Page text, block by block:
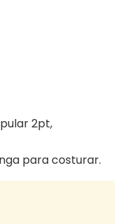
2pt,
para costurar.